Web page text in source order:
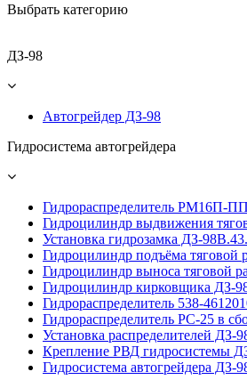
Выбрать категорию
ДЗ-98
Автогрейдер ДЗ-98
Гидросистема автогрейдера
Гидрораспределитель РМ16П-
Гидроцилиндр выдвижения
Установка гидрозамка ДЗ-
Гидроцилиндр подъёма тяговой
Гидроцилиндр выноса тяговой
Гидроцилиндр кирковщика ДЗ-
Гидрораспределитель 538-
Гидрораспределитель PС-25 в
Установка распределителей ДЗ-
Крепление РВД гидросистемы
Гидросистема автогрейдера ДЗ-